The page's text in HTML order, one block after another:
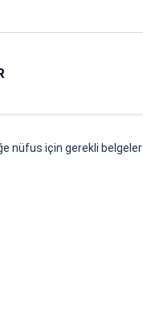
nüfus için gerekli belgeler